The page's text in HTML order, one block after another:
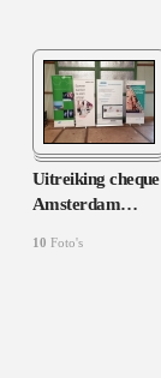
Uitreiking cheque
Amsterdam…
10 Foto's